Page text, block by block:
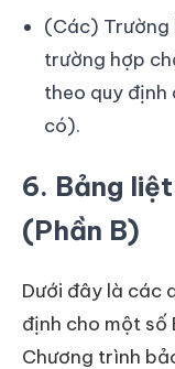
(Các) Trường
trường hợp
theo quy định
có).
6. Bảng
(Phần B)
Dưới đây là các
định cho một số
Chương trình